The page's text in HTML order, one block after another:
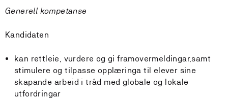
Generell kompetanse
Kandidaten
kan rettleie, vurdere og gi framovermeldingar,samt
stimulere og tilpasse opplæringa til elever sine
skapande arbeid i tråd med globale og lokale
utfordringar